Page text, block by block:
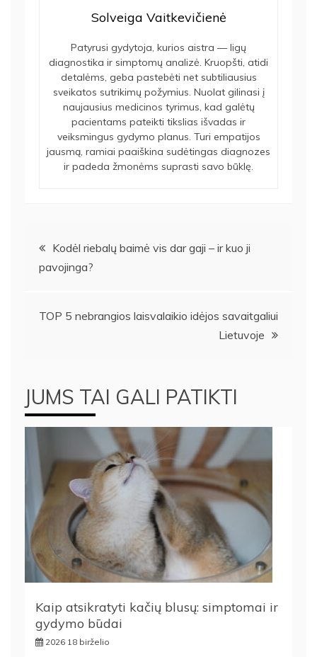
Solveiga Vaitkevičienė
Patyrusi gydytoja, kurios aistra — ligų
diagnostika ir simptomų analizė. Kruopšti, atidi
detalėms, geba pastebėti net subtiliausius
sveikatos sutrikimų požymius. Nuolat gilinasi į
naujausius medicinos tyrimus, kad galėtų
pacientams pateikti tikslias išvadas ir
veiksmingus gydymo planus. Turi empatijos
jausmą, ramiai paaiškina sudėtingas diagnozes
ir padeda žmonėms suprasti savo būklę.
Navigacija
tarp
įrašų
Kodėl riebalų baimė vis dar gaji – ir kuo ji
pavojinga?
TOP 5 nebrangios laisvalaikio idėjos savaitgaliui
Lietuvoje
JUMS TAI GALI PATIKTI
Kaip atsikratyti kačių blusų: simptomai ir
gydymo būdai
2026 18 birželio